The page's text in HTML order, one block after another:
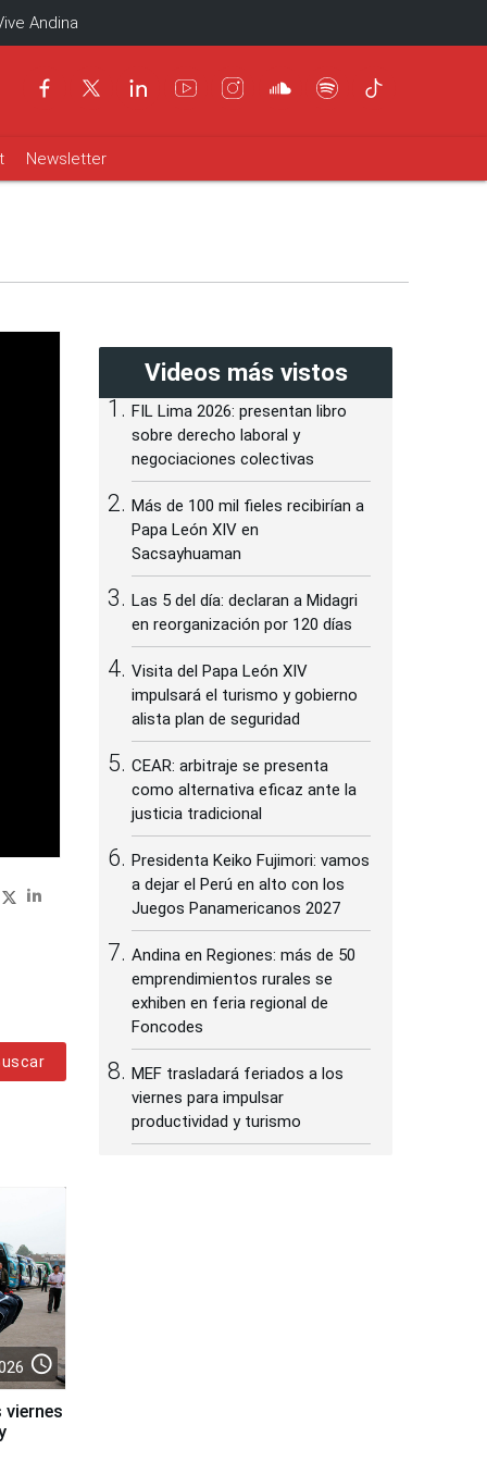
Andina
Newsletter
access_time
Videos más vistos
FIL Lima 2026: presentan libro
sobre derecho laboral y
negociaciones colectivas
Más de 100 mil fieles recibirían a
Papa León XIV en
Sacsayhuaman
Las 5 del día: declaran a Midagri
en reorganización por 120 días
Visita del Papa León XIV
impulsará el turismo y gobierno
alista plan de seguridad
CEAR: arbitraje se presenta
como alternativa eficaz ante la
justicia tradicional
Presidenta Keiko Fujimori: vamos
a dejar el Perú en alto con los
Juegos Panamericanos 2027
Andina en Regiones: más de 50
emprendimientos rurales se
exhiben en feria regional de
Foncodes
MEF trasladará feriados a los
viernes para impulsar
productividad y turismo